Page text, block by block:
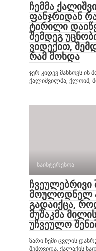
ჩემმა
ფანჯრიდან
ტირილი
შემდეგ
ვიდექით,
რამ მოხდა
ჯერ კიდევ მახსოვს ის
ქალიშვილმა, ქლოიმ,
საინტერესოა
ჩვეულებრივი
მოულოდნელ
გადაიქცა,
მუშაკმა
უჩვეულო
ზარი ჩემი ცვლის
შემოვიდა. ქალაქის